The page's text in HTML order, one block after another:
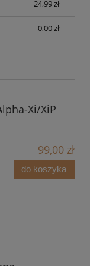
24,99 zł
0,00 zł
Xi/XiP
99,00 zł
do koszyka